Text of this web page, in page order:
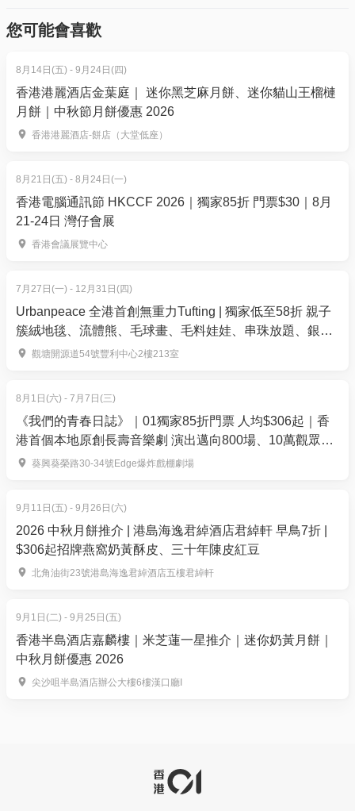
生的沉重浮腫。
四選一 古法養生護理（20分鐘）可選：火山石 / 草球 /
古法櫸木棒 / 磁叉
精選火山石熱傳導、草本香氣、樟木棒深推與磁叉微
磁流，精準對應身體所需。結合溫熱與經絡疏通，把
濕毒素，重塑經絡平衡與身心深層放鬆。
膠原蛋白V面提拉護理 ，配韓式琥珀刮痧板
使用TONYMOLY 彈力膠原蛋白勝肽，深層注入膠原能
量撫平細紋，配合韓式刮痧工具及手法極速排毒、疏
廓，打造緊緻無瑕的精緻 V 面小顏。
2. 【買一送一】60分鐘 韓式古法養生三伏天祛濕按摩
01空間優惠價：$888 | 人均$444（原價$5,600）
20分鐘 4選1 韓式古法護理（火山石 / 草球 / 古法
櫸木棒 / 磁叉）
*尊享禮遇： 護理前後均呈獻韓式特色茶點及排毒
水果茶，讓您在靜謐時光中享受由內而外的治癒體驗
韓式熱能射頻筋膜刀去水腫按摩/瓷溫護理
藉精準深層熱能循經走穴，深度撫平深層肌肉結節並
驅散體內寒濕。配合順經推壓手法暢通氣血，趁三伏
天陽氣極盛時調和陰陽，由內而外重塑身體的舒暢與
四選一 古法養生護理（20分鐘）可選：火山石 / 草球 /
古法櫸木棒 / 磁叉
精選火山石熱傳導、草本香氣、樟木棒深推與磁叉微
3. 【快閃優惠】120分鐘 韓式極致奢華水光全效護理
您可能會喜歡
8月14日(五) - 9月24日(四)
香港港麗酒店金葉庭｜ 迷你黑芝麻月餅、迷你貓山王榴槤
月餅｜中秋節月餅優惠 2026
香港港麗酒店-餅店（大堂低座）
8月21日(五) - 8月24日(一)
香港電腦通訊節 HKCCF 2026｜獨家85折 門票$30｜8月
21-24日 灣仔會展
香港會議展覽中心
7月27日(一) - 12月31日(四)
Urbanpeace 全港首創無重力Tufting | 獨家低至58折 親子
簇絨地毯、流體熊、毛球畫、毛料娃娃、串珠放題、銀戒
指製作 | 觀塘
觀塘開源道54號豐利中心2樓213室
8月1日(六) - 7月7日(三)
《我們的青春日誌》｜01獨家85折門票 人均$306起｜香
港首個本地原創長壽音樂劇 演出邁向800場、10萬觀眾入
場｜爆炸戲棚劇場
葵興葵榮路30-34號Edge爆炸戲棚劇場
9月11日(五) - 9月26日(六)
2026 中秋月餅推介 | 港島海逸君綽酒店君綽軒 早鳥7折 |
$306起招牌燕窩奶黃酥皮、三十年陳皮紅豆
北角油街23號港島海逸君綽酒店五樓君綽軒
9月1日(二) - 9月25日(五)
香港半島酒店嘉麟樓｜米芝蓮一星推介｜迷你奶黃月餅｜
中秋月餅優惠 2026
尖沙咀半島酒店辦公大樓6樓漢口廳I